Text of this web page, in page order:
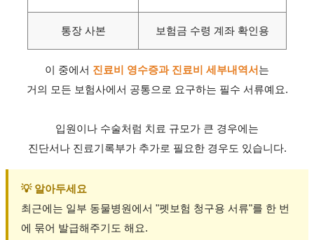
통장 사본 보험금 수령 계좌 확인용
이 중에서 진료비 영수증과 진료비 세부내역서는
거의 모든 보험사에서 공통으로 요구하는 필수 서류예요.
입원이나 수술처럼 치료 규모가 큰 경우에는
진단서나 진료기록부가 추가로 필요한 경우도 있습니다.
💡 알아두세요
최근에는 일부 동물병원에서 "펫보험 청구용 서류"를 한 번
에 묶어 발급해주기도 해요.